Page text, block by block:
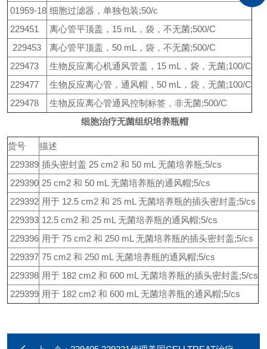
01959-18 细胞过滤器，单独包装;50/c
229451
离心管平顶盖，15 mL，袋，不无菌;500/C
229453
离心管平顶盖，50 mL，袋，不无菌;500/C
229473
生物反应离心机通风管盖，15 mL，袋，无菌;100/C
229477
生物反应离心管，通风帽，50 mL，袋，无菌;100/C
229478
生物反应离心管通风控制标签，非无菌;500/C
细胞治疗无菌组织培养瓶帽
货号
描述
229389 插头密封盖 25 cm2 和 50 mL 无菌培养瓶;5/cs
229390 25 cm2 和 50 mL 无菌培养瓶的通风帽;5/cs
229392 用于 12.5 cm2 和 25 mL 无菌培养瓶的插头密封盖;5/cs
229393 12.5 cm2 和 25 mL 无菌培养瓶的通风帽;5/cs
229396 用于 75 cm2 和 250 mL 无菌培养瓶的插头密封盖;5/cs
229397 75 cm2 和 250 mL 无菌培养瓶的通风帽;5/cs
229398 用于 182 cm2 和 600 mL 无菌培养瓶的插头密封盖;5/cs
229399 用于 182 cm2 和 600 mL 无菌培养瓶的通风帽;5/cs